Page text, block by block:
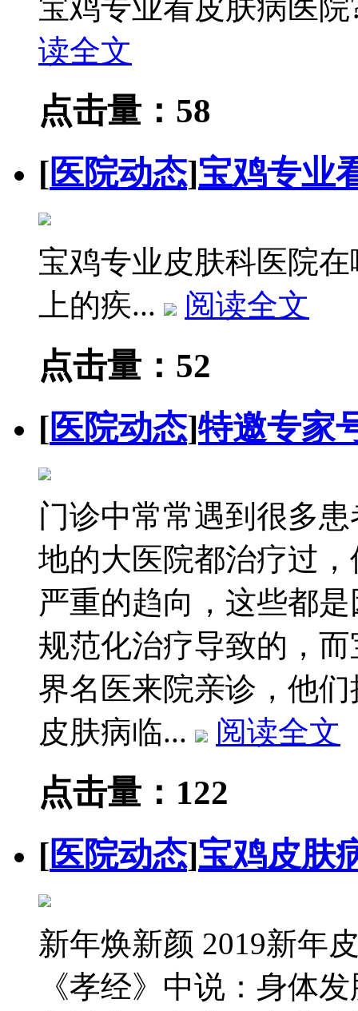
宝鸡专业看皮肤病医
读全文
点击量：58
[医院动态]宝鸡专业
宝鸡专业皮肤科医院
上的疾...
阅读全文
点击量：52
[医院动态]特邀专家
门诊中常常遇到很多
地的大医院都治疗过
严重的趋向，这些都
规范化治疗导致的，
界名医来院亲诊，他
皮肤病临...
阅读全文
点击量：122
[医院动态]宝鸡皮肤
新年焕新颜 2019新年
《孝经》中说：身体